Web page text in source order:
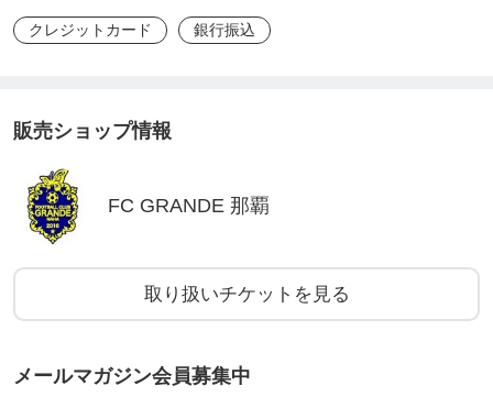
クレジットカード 銀行振込
販売ショップ情報
FC GRANDE 那覇
取り扱いチケットを見る
メールマガジン会員募集中